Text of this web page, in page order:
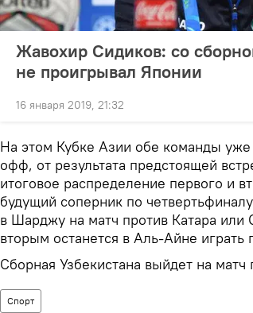
Жавохир Сидиков: со
не проигрывал Японии
16 января 2019, 21:32
На этом Кубке Азии обе команды
офф, от результата предстоящей
итоговое распределение первого и
будущий соперник по
в Шарджу на матч против Катара или
вторым останется в Аль-Айне играть
Сборная Узбекистана выйдет на
Спорт